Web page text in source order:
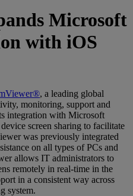
Microsoft
with iOS
, a leading global
monitoring, support and
integration with Microsoft
screen sharing to facilitate
was previously integrated
on all types of PCs and
allows IT administrators to
remotely in real-time in the
in a consistent way across
system.